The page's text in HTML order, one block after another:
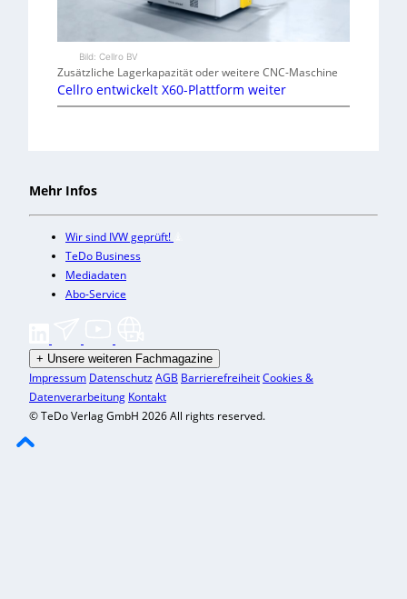
Bild: Cellro BV
Zusätzliche Lagerkapazität oder weitere CNC-Maschine
Cellro entwickelt X60-Plattform weiter
Mehr Infos
Wir sind IVW geprüft!
TeDo Business
Mediadaten
Abo-Service
+ Unsere weiteren Fachmagazine
Impressum DatenschutzAGB BarrierefreiheitCookies &
Datenverarbeitung Kontakt
© TeDo Verlag GmbH 2026 All rights reserved.